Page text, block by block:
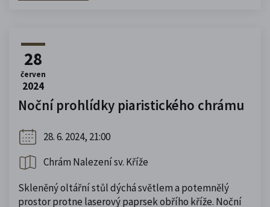
28
červen
2024
Noční prohlídky piaristického chrámu
28. 6. 2024, 21:00
Chrám Nalezení sv. Kříže
Skleněný oltářní stůl dýchá světlem a potemnělý
prostor protne laserový paprsek obřího kříže. Noční